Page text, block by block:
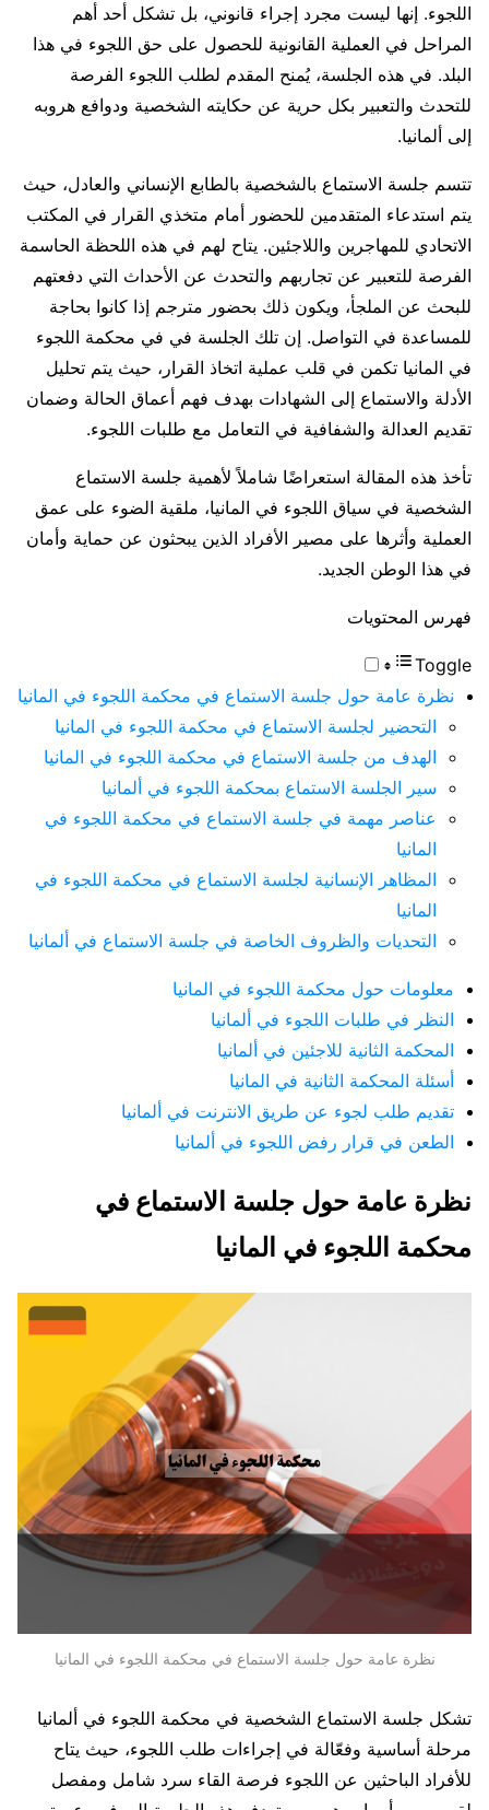
اللجوء. إنها ليست مجرد إجراء قانوني، بل تشكل أحد أهم
المراحل في العملية القانونية للحصول على حق اللجوء في هذا
البلد. في هذه الجلسة، يُمنح المقدم لطلب اللجوء الفرصة
للتحدث والتعبير بكل حرية عن حكايته الشخصية ودوافع هروبه
إلى ألمانيا.
تتسم جلسة الاستماع بالشخصية بالطابع الإنساني والعادل، حيث
يتم استدعاء المتقدمين للحضور أمام متخذي القرار في المكتب
الاتحادي للمهاجرين واللاجئين. يتاح لهم في هذه اللحظة الحاسمة
الفرصة للتعبير عن تجاربهم والتحدث عن الأحداث التي دفعتهم
للبحث عن الملجأ، ويكون ذلك بحضور مترجم إذا كانوا بحاجة
للمساعدة في التواصل. إن تلك الجلسة في في محكمة اللجوء
في المانيا تكمن في قلب عملية اتخاذ القرار، حيث يتم تحليل
الأدلة والاستماع إلى الشهادات بهدف فهم أعماق الحالة وضمان
تقديم العدالة والشفافية في التعامل مع طلبات اللجوء.
تأخذ هذه المقالة استعراضًا شاملاً لأهمية جلسة الاستماع
الشخصية في سياق اللجوء في المانيا، ملقية الضوء على عمق
العملية وأثرها على مصير الأفراد الذين يبحثون عن حماية وأمان
في هذا الوطن الجديد.
فهرس المحتويات
Toggle
نظرة عامة حول جلسة الاستماع في محكمة اللجوء في المانيا
التحضير لجلسة الاستماع في محكمة اللجوء في المانيا
الهدف من جلسة الاستماع في محكمة اللجوء في المانيا
سير الجلسة الاستماع بمحكمة اللجوء في ألمانيا
عناصر مهمة في جلسة الاستماع في محكمة اللجوء في
المانيا
المظاهر الإنسانية لجلسة الاستماع في محكمة اللجوء في
المانيا
التحديات والظروف الخاصة في جلسة الاستماع في ألمانيا
معلومات حول محكمة اللجوء في المانيا
النظر في طلبات اللجوء في ألمانيا
المحكمة الثانية للاجئين في ألمانيا
أسئلة المحكمة الثانية في المانيا
تقديم طلب لجوء عن طريق الانترنت في ألمانيا
الطعن في قرار رفض اللجوء في ألمانيا
نظرة عامة حول جلسة الاستماع في
محكمة اللجوء في المانيا
نظرة عامة حول جلسة الاستماع في محكمة اللجوء في المانيا
تشكل جلسة الاستماع الشخصية في محكمة اللجوء في ألمانيا
مرحلة أساسية وفعّالة في إجراءات طلب اللجوء، حيث يتاح
للأفراد الباحثين عن اللجوء فرصة القاء سرد شامل ومفصل